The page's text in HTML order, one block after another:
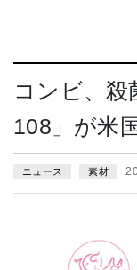
コンビ、殺
108」が米
ニュース 素材